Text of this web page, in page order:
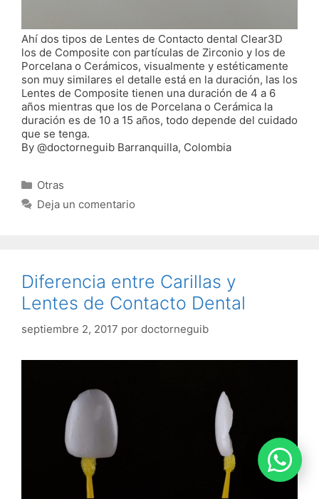
Ahí dos tipos de Lentes de Contacto dental Clear3D
los de Composite con partículas de Zirconio y los de
Porcelana o Cerámicos, visualmente y estéticamente
son muy similares el detalle está en la duración, las los
Lentes de Composite tienen una duración de 4 a 6
años mientras que los de Porcelana o Cerámica la
duración es de 10 a 15 años, todo depende del cuidado
que se tenga.
By @doctorneguib Barranquilla, Colombia
Categorías
Otras
Deja un comentario
Diferencia entre Carillas y
Lentes de Contacto Dental
septiembre 2, 2017 por doctorneguib